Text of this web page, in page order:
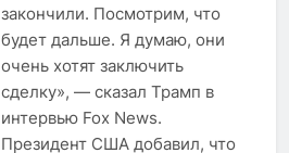
закончили. Посмотрим, что
будет дальше. Я думаю, они
очень хотят заключить
сделку», — сказал Трамп в
интервью Fox News.
Президент США добавил, что